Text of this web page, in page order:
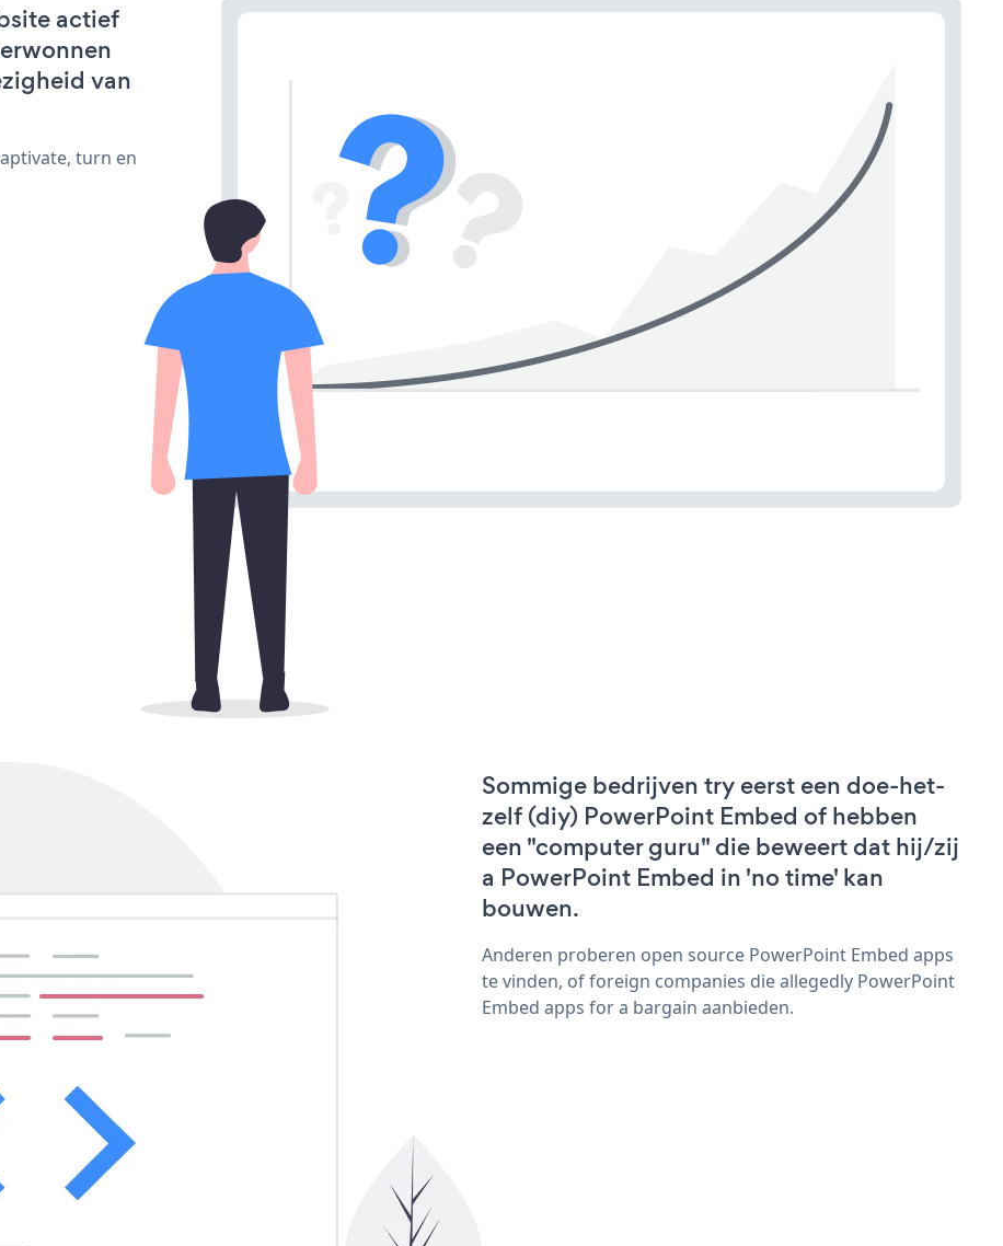
actief
van
turn en
Sommige bedrijven try eerst een doe-het-
zelf (diy) PowerPoint Embed of hebben
een "computer guru" die beweert dat hij/zij
a PowerPoint Embed in 'no time' kan
bouwen.
Anderen proberen open source PowerPoint Embed apps
te vinden, of foreign companies die allegedly PowerPoint
Embed apps for a bargain aanbieden.